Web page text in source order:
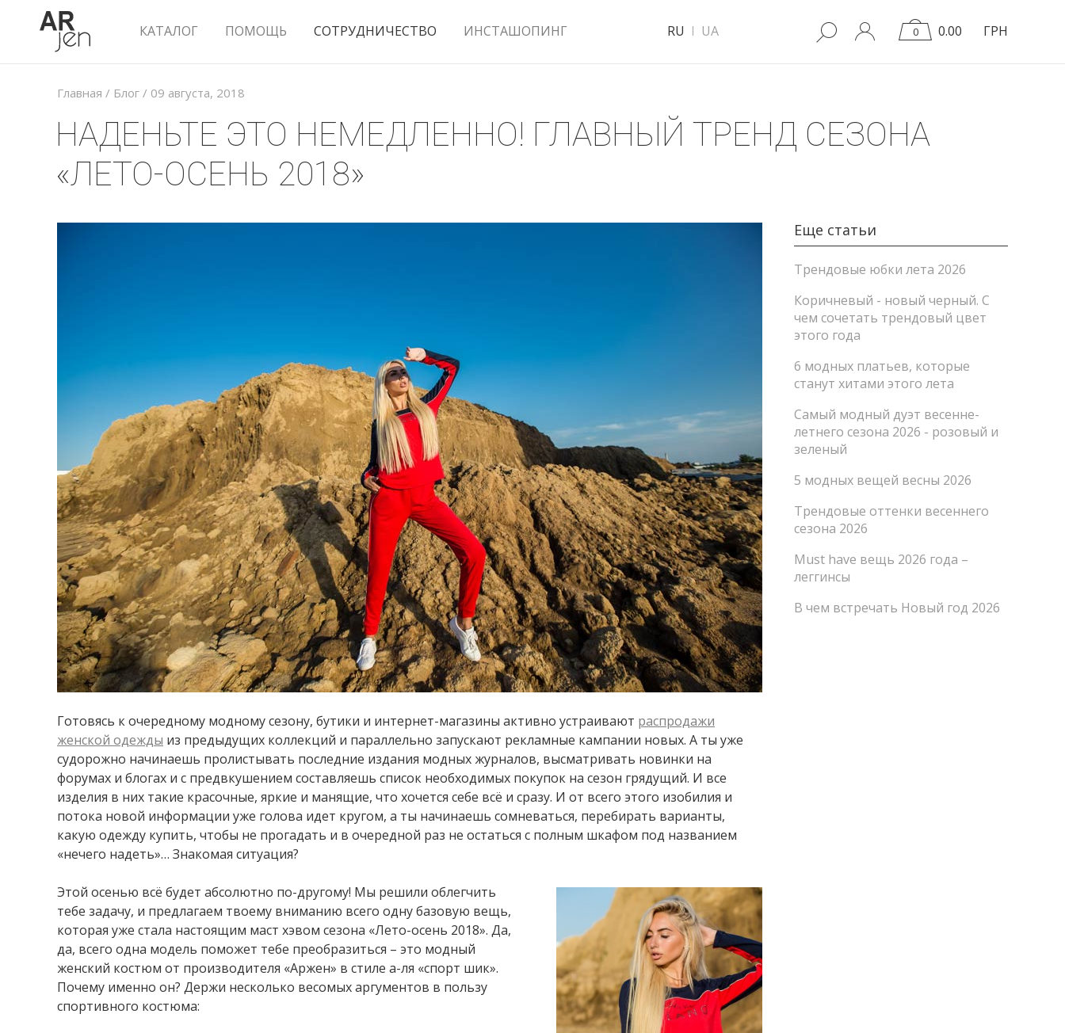
КАТАЛОГ ПОМОЩЬ СОТРУДНИЧЕСТВО ИНСТАШОПИНГ RU UA 0 0.00 ГРН
Главная / Блог / 09 августа, 2018
НАДЕНЬТЕ ЭТО НЕМЕДЛЕННО! ГЛАВНЫЙ ТРЕНД СЕЗОНА
«ЛЕТО-ОСЕНЬ 2018»
Готовясь к очередному модному сезону, бутики и интернет-магазины активно устраивают распродажи
женской одежды из предыдущих коллекций и параллельно запускают рекламные кампании новых. А ты уже
судорожно начинаешь пролистывать последние издания модных журналов, высматривать новинки на
форумах и блогах и с предвкушением составляешь список необходимых покупок на сезон грядущий. И все
изделия в них такие красочные, яркие и манящие, что хочется себе всё и сразу. И от всего этого изобилия и
потока новой информации уже голова идет кругом, а ты начинаешь сомневаться, перебирать варианты,
какую одежду купить, чтобы не прогадать и в очередной раз не остаться с полным шкафом под названием
«нечего надеть»… Знакомая ситуация?
Этой осенью всё будет абсолютно по-другому! Мы решили облегчить
тебе задачу, и предлагаем твоему вниманию всего одну базовую вещь,
которая уже стала настоящим маст хэвом сезона «Лето-осень 2018». Да,
да, всего одна модель поможет тебе преобразиться – это модный
женский костюм от производителя «Аржен» в стиле а-ля «спорт шик».
Почему именно он? Держи несколько весомых аргументов в пользу
спортивного костюма:
Еще статьи
Трендовые юбки лета 2026
Коричневый - новый черный. С
чем сочетать трендовый цвет
этого года
6 модных платьев, которые
станут хитами этого лета
Самый модный дуэт весенне-
летнего сезона 2026 - розовый и
зеленый
5 модных вещей весны 2026
Трендовые оттенки весеннего
сезона 2026
Must have вещь 2026 года –
леггинсы
В чем встречать Новый год 2026